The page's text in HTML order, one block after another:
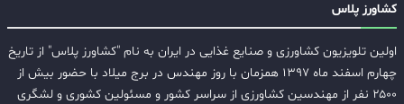
کشاورز پلاس
اولین تلویزیون کشاورزی و صنایع غذایی در ایران به نام "کشاورز پلاس" از تاریخ
چهارم اسفند ماه ۱۳۹۷ همزمان با روز مهندس در برج میلاد با حضور بیش از
۲۵۰۰ نفر از مهندسین کشاورزی از سراسر کشور و مسئولین کشوری و لشگری